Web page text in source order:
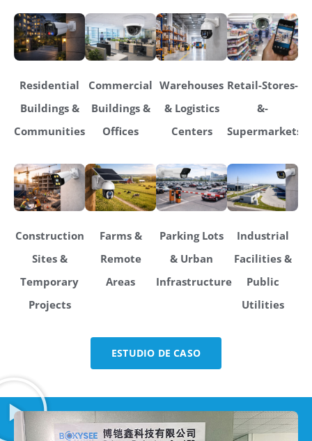
Residential
Buildings &
Communities
Commercial
Buildings &
Offices
Warehouses
& Logistics
Centers
Retail-Stores-
&-
Supermarkets
Construction
Sites &
Temporary
Projects
Farms &
Remote
Areas
Parking Lots
& Urban
Infrastructure
Industrial
Facilities &
Public
Utilities
ESTUDIO DE CASO